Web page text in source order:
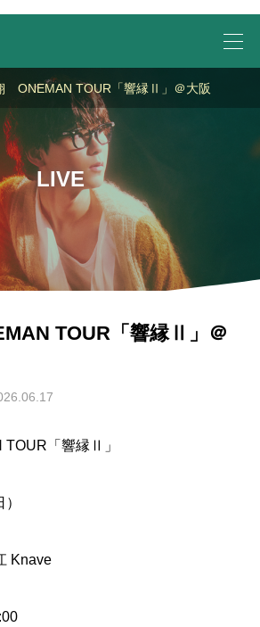
ONEMAN TOUR「響縁Ⅱ」＠大阪
LIVE
TOUR「響縁Ⅱ」＠
「響縁Ⅱ」
Knave